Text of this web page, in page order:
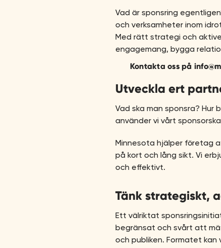
Vad är sponsring
och verksamheter inom
Med rätt strategi och
engagemang, bygga
Kontakta oss på
Utveckla ert
Vad ska man sponsra? Hur
använder vi vårt
Minnesota hjälper företag
på kort och lång sikt. Vi
och effektivt.
Tänk strategiskt,
Ett välriktat
begränsat och svårt att
och publiken. Formatet